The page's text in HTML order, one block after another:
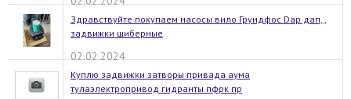
Здравствуйте покупаем насосы вило Грундфос Dap дап, ,
задвижки шиберные
02.02.2024
Куплю задвижки затворы привада аума
тулаэлектропривод гидранты пфрк пр